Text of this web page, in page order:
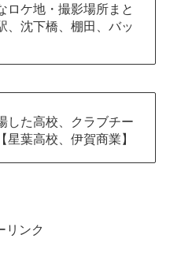
ロケ地・撮影場所まと
沈下橋、棚田、バッ
した高校、クラブチー
葉高校、伊賀商業】
リンク